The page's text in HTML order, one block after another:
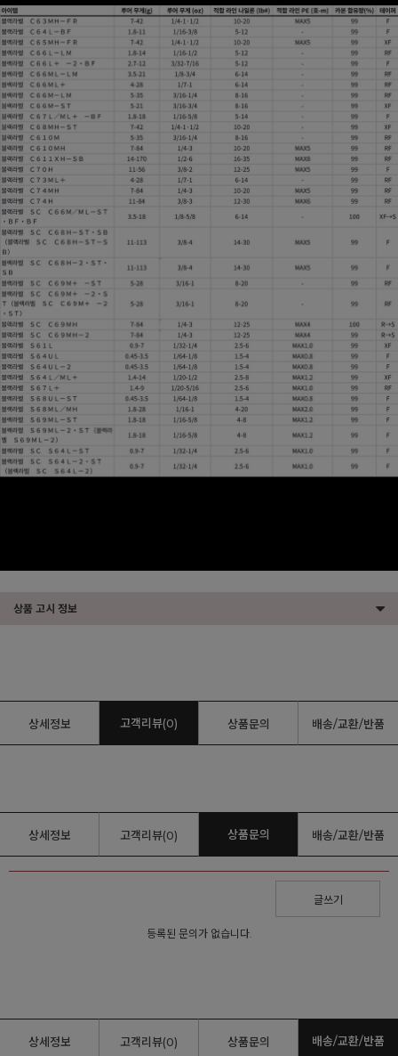
상품 고시 정보
상세정보 고객리뷰(0) 상품문의 배송/교환/반품
상세정보 고객리뷰(0) 상품문의 배송/교환/반품
글쓰기
등록된 문의가 없습니다.
상세정보 고객리뷰(0) 상품문의 배송/교환/반품